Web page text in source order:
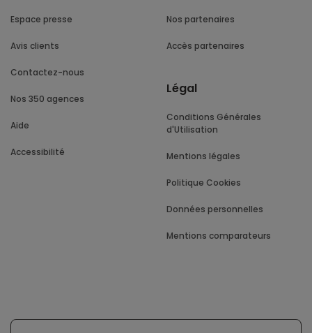
Espace presse
Avis clients
Contactez-nous
Nos 350 agences
Aide
Accessibilité
Nos partenaires
Accès partenaires
Légal
Conditions Générales
d'Utilisation
Mentions légales
Politique Cookies
Données personnelles
Mentions comparateurs